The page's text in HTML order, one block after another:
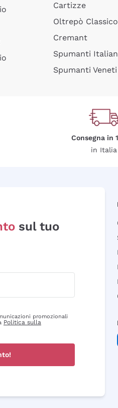
Cartizze
Oltrepò Classico
Cremant
Spumanti
Spumanti Veneti
Consegna in
in Italia
sul tuo
promozionali
Politica sulla